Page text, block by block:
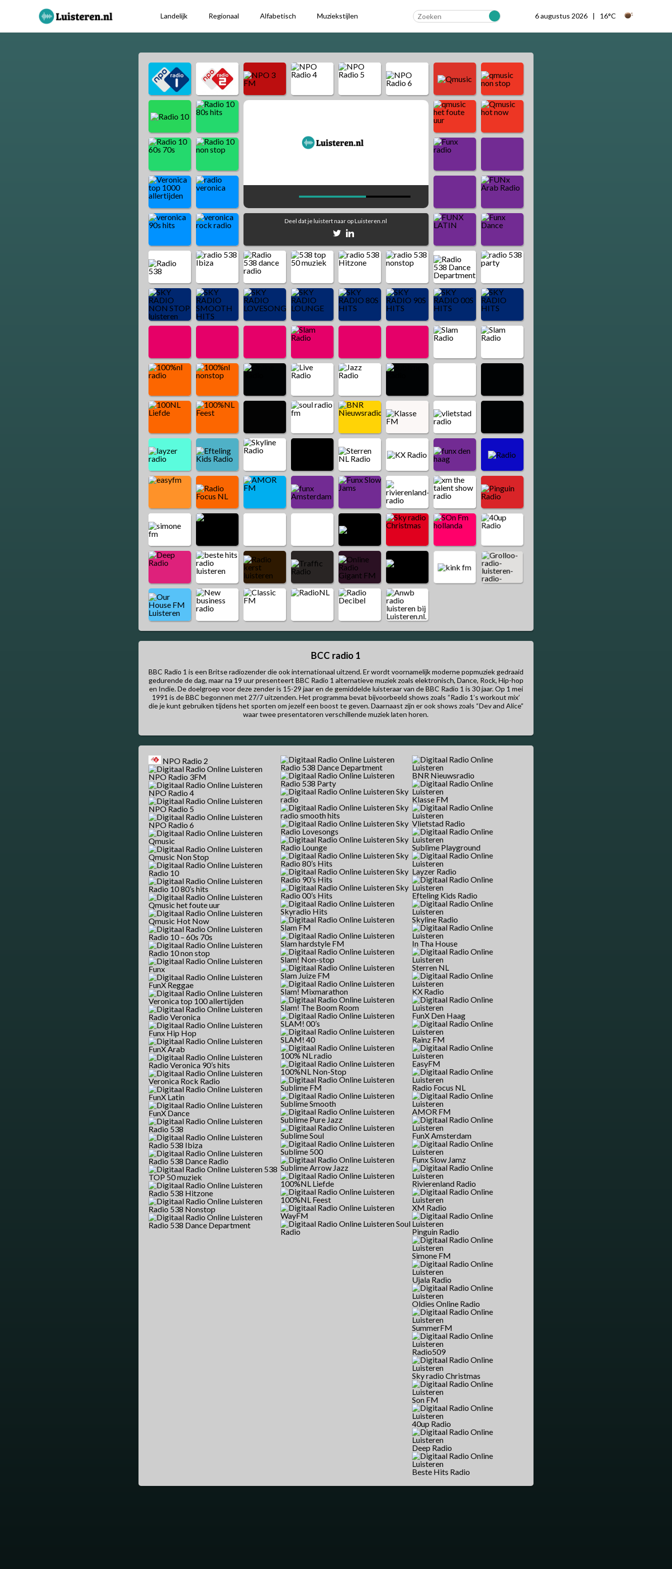
Landelijk Regionaal Alfabetisch
Muziekstijlen
90's Hits
6 augustus 2026 16°C
Deel dat je luistert naar op Luisteren.nl
BCC radio 1
BBC Radio 1 is een Britse radiozender die ook internationaal uitzend. Er wordt voornamelijk moderne popmuziek gedraaid
gedurende de dag, maar na 19 uur presenteert BBC Radio 1 alternatieve muziek zoals elektronisch, Dance, Rock, Hip-hop
en Indie. De doelgroep voor deze zender is 15-29 jaar en de gemiddelde luisteraar van de BBC Radio 1 is 30 jaar. Op 1 mei
1991 is de BBC begonnen met 27/7 uitzenden. Het programma bevat bijvoorbeeld shows zoals “Radio 1’s workout mix’
die je kunt gebruiken tijdens het sporten om jezelf een boost te geven. Daarnaast zijn er ook shows zoals “Dev and Alice”
waar twee presentatoren verschillende muziek laten horen.
NPO Radio 2
NPO Radio 3FM
NPO Radio 4
NPO Radio 5
NPO Radio 6
Qmusic
Qmusic Non Stop
Radio 10
Radio 10 80’s hits
Qmusic het foute uur
Qmusic Hot Now
Radio 10 – 60s 70s
Radio 10 non stop
Funx
FunX Reggae
Veronica top 100 allertijden
Radio Veronica
Funx Hip Hop
FunX Arab
Radio Veronica 90’s hits
Veronica Rock Radio
FunX Latin
FunX Dance
Radio 538
Radio 538 Ibiza
Radio 538 Dance Radio
538
TOP 50 muziek
Radio 538 Hitzone
Radio 538 Nonstop
Radio 538 Dance Department
Radio 538 Dance Department
Radio 538 Party
Sky
radio
Sky
radio smooth hits
Sky
Radio Lovesongs
Sky
Radio Lounge
Sky
Radio 80’s Hits
Sky
Radio 90’s Hits
Sky
Radio 00’s Hits
Skyradio Hits
Slam FM
Slam hardstyle FM
Slam! Non-stop
Slam Juize FM
Slam! Mixmarathon
Slam! The Boom Room
SLAM! 00’s
SLAM! 40
100% NL radio
100%NL Non-Stop
Sublime FM
Sublime Smooth
Sublime Pure Jazz
Sublime Soul
Sublime 500
Sublime Arrow Jazz
100%NL Liefde
100%NL Feest
WayFM
Soul
Radio
BNR Nieuwsradio
Klasse FM
Vlietstad Radio
Sublime Playground
Layzer Radio
Efteling Kids Radio
Skyline Radio
In Tha House
Sterren NL
KX Radio
FunX Den Haag
Rainz FM
EasyFM
Radio Focus NL
AMOR FM
FunX Amsterdam
Funx Slow Jamz
Rivierenland Radio
XM Radio
Pinguin Radio
Simone FM
Ujala Radio
Oldies Online Radio
SummerFM
Radio509
Sky radio Christmas
Son FM
40up Radio
Deep Radio
Beste Hits Radio